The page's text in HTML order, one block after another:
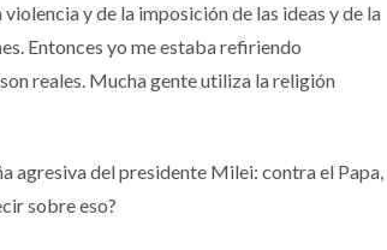
y de la imposición de las ideas y de la
Entonces yo me estaba refiriendo
reales. Mucha gente utiliza la religión
agresiva del presidente Milei: contra el Papa,
sobre eso?